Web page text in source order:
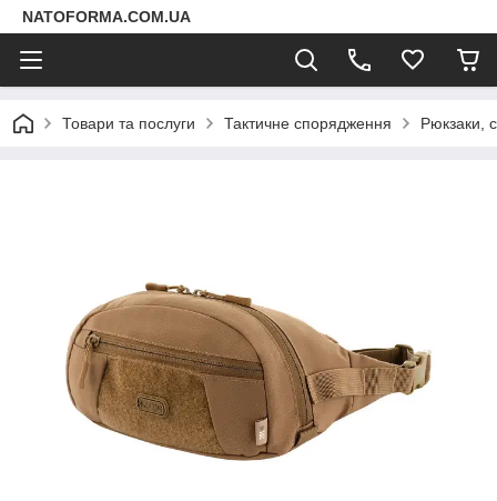
NATOFORMA.COM.UA
Товари та послуги Тактичне спорядження Рюкзаки,